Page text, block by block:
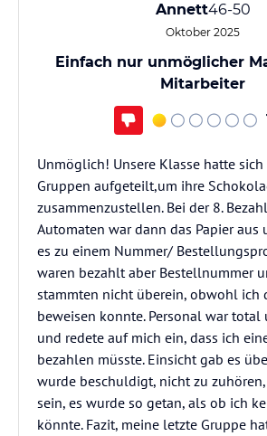
Annett46-50
Oktober 2025
Einfach nur unmöglicher
Mitarbeiter
Unmöglich! Unsere Klasse hatte
Gruppen aufgeteilt,um ihre
zusammenzustellen. Bei der 8.
Automaten war dann das Papier aus
es zu einem Nummer/
waren bezahlt aber Bestellnummer
stammten nicht überein, obwohl ich
beweisen konnte. Personal war
und redete auf mich ein, dass ich
bezahlen müsste. Einsicht gab es
wurde beschuldigt, nicht zu zuhören,
sein, es wurde so getan, als ob ich
könnte. Fazit, meine letzte Gruppe